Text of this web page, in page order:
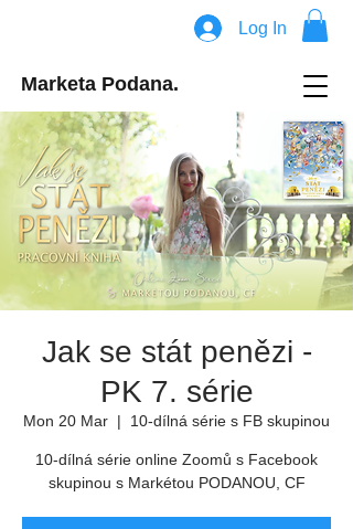
Log In
Marketa Podana.
Jak se stát penězi -
PK 7. série
Mon 20 Mar
  |
10-dílná série s FB skupinou
10-dílná série online Zoomů s Facebook
skupinou s Markétou PODANOU, CF